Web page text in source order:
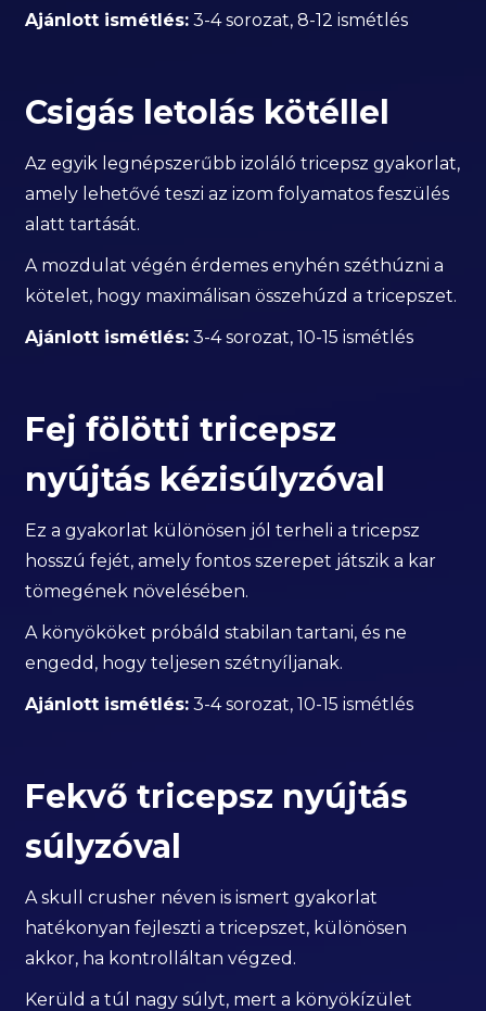
Ajánlott ismétlés: 3-4 sorozat, 8-12 ismétlés
Csigás letolás kötéllel
Az egyik legnépszerűbb izoláló tricepsz gyakorlat,
amely lehetővé teszi az izom folyamatos feszülés
alatt tartását.
A mozdulat végén érdemes enyhén széthúzni a
kötelet, hogy maximálisan összehúzd a tricepszet.
Ajánlott ismétlés: 3-4 sorozat, 10-15 ismétlés
Fej fölötti tricepsz
nyújtás kézisúlyzóval
Ez a gyakorlat különösen jól terheli a tricepsz
hosszú fejét, amely fontos szerepet játszik a kar
tömegének növelésében.
A könyököket próbáld stabilan tartani, és ne
engedd, hogy teljesen szétnyíljanak.
Ajánlott ismétlés: 3-4 sorozat, 10-15 ismétlés
Fekvő tricepsz nyújtás
súlyzóval
A skull crusher néven is ismert gyakorlat
hatékonyan fejleszti a tricepszet, különösen
akkor, ha kontrolláltan végzed.
Kerüld a túl nagy súlyt, mert a könyökízület